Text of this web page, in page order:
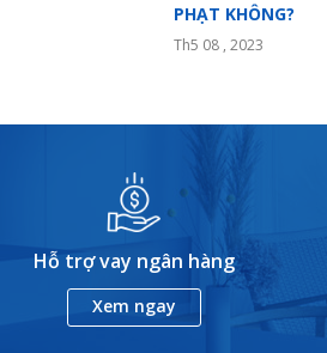
PHẠT KHÔNG?
Th5 08 , 2023
Hỗ trợ vay ngân hàng
Xem ngay